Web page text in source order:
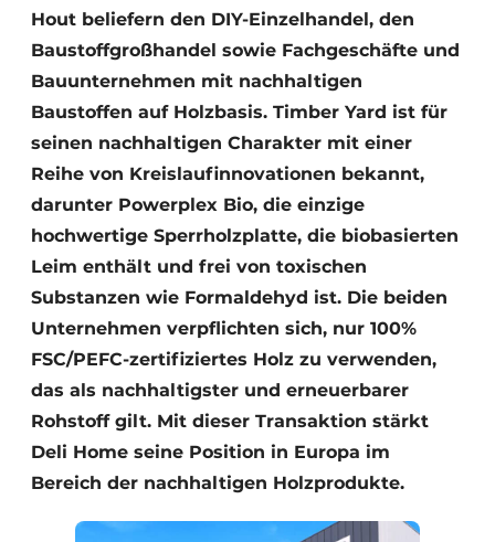
Hout beliefern den DIY-Einzelhandel, den
Baustoffgroßhandel sowie Fachgeschäfte und
Bauunternehmen mit nachhaltigen
Baustoffen auf Holzbasis. Timber Yard ist für
seinen nachhaltigen Charakter mit einer
Reihe von Kreislaufinnovationen bekannt,
darunter Powerplex Bio, die einzige
hochwertige Sperrholzplatte, die biobasierten
Leim enthält und frei von toxischen
Substanzen wie Formaldehyd ist. Die beiden
Unternehmen verpflichten sich, nur 100%
FSC/PEFC-zertifiziertes Holz zu verwenden,
das als nachhaltigster und erneuerbarer
Rohstoff gilt. Mit dieser Transaktion stärkt
Deli Home seine Position in Europa im
Bereich der nachhaltigen Holzprodukte.